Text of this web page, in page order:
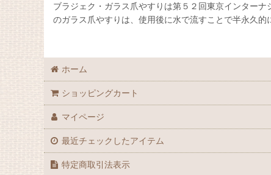
ブラジェク・ガラス爪やすりは第５２回東京インター
のガラス爪やすりは、使用後に水で流すことで半永久
ホーム
ショッピングカート
マイページ
最近チェックしたアイテム
特定商取引法表示